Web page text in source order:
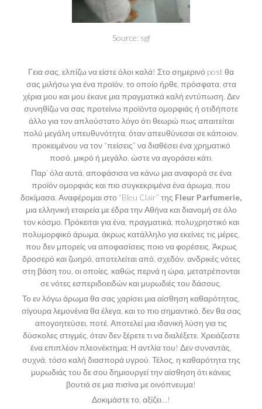
Source: sgf
Γεια σας, ελπίζω να είστε όλοι καλά! Στο σημερινό post θα
σας μιλήσω για ένα προϊόν, το οποίο ήρθε, πρόσφατα, στα
χέρια μου και μου έκανε μια πραγματικά καλή εντύπωση. Δεν
συνηθίζω να σας προτείνω προϊόντα ομορφιάς ή οτιδήποτε
άλλο για τον απλούστατο λόγο ότι θεωρώ πως απαιτείται
πολύ μεγάλη υπευθυνότητα, όταν απευθύνεσαι σε κάποιον,
προκειμένου να τον “πείσεις” να διαθέσει ένα χρηματικό
ποσό, μικρό ή μεγάλο, ώστε να αγοράσει κάτι.
Παρ’ όλα αυτά, αποφάσισα να κάνω μια αναφορά σε ένα
προϊόν ομορφιάς και πιο συγκεκριμένα ένα άρωμα, που
δοκίμασα. Αναφέρομαι στο “Bleu Clair” της Fleur Parfumerie,
μια ελληνική εταιρεία με έδρα την Αθήνα και διανομή σε όλο
τον κόσμο. Πρόκειται για ένα, πραγματικά, πολυχρηστικό και
πολυμορφικό άρωμα, άκρως κατάλληλο για εκείνες τις μέρες,
που δεν μπορείς να αποφασίσεις ποιο να φορέσεις. Άκρως
δροσερό και ζωηρό, αποτελείται από, σχεδόν, ανδρικές νότες
στη βάση του, οι οποίες, καθώς περνά η ώρα, μετατρέπονται
σε νότες εσπεριδοειδών και μυρωδιές του δάσους.
Το εν λόγω άρωμα θα σας χαρίσει μια αίσθηση καθαρότητας,
σίγουρα λεμονένια θα έλεγα, και το πιο σημαντικό, δεν θα σας
απογοητεύσει, ποτέ. Αποτελεί μια ιδανική λύση για τις
δύσκολες στιγμές, όταν δεν ξέρετε τι να διαλέξετε. Χρειάζεστε
ένα επιπλέον πλεονέκτημα; Η αντλία του! Δεν συναντάς,
συχνά, τόσο καλή διασπορά υγρού. Τέλος, η καθαρότητα της
μυρωδιάς του δε σου δημιουργεί την αίσθηση ότι κάνεις
βουτιά σε μια πισίνα με οινόπνευμα!
Δοκιμάστε το, αξίζει…!